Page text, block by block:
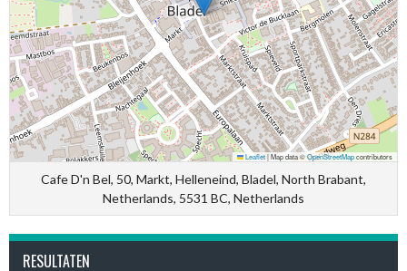
Leaflet|Map data ©OpenStreetMapcontributors
Cafe D'n Bel, 50, Markt, Helleneind, Bladel, North Brabant,
Netherlands, 5531 BC, Netherlands
RESULTATEN